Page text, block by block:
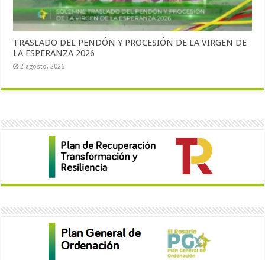
TRASLADO DEL PENDÓN Y PROCESIÓN DE LA VIRGEN DE
LA ESPERANZA 2026
2 agosto, 2026